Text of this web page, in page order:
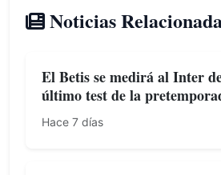
Noticias
El Betis se medirá al Inter
último test de la
Hace 7 días